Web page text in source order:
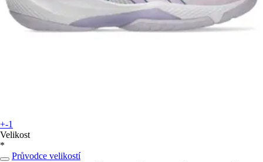
+-1
Velikost
*
Průvodce velikostí